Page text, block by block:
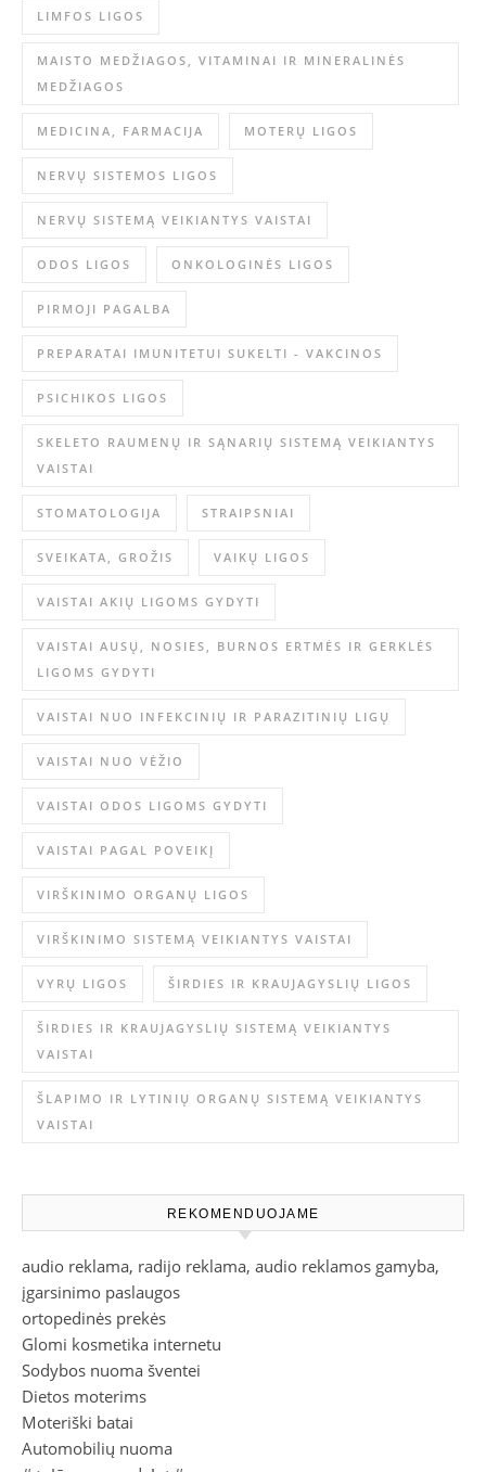
LIMFOS LIGOS
MAISTO MEDŽIAGOS, VITAMINAI IR MINERALINĖS
MEDŽIAGOS
MEDICINA, FARMACIJA MOTERŲ LIGOS
NERVŲ SISTEMOS LIGOS
NERVŲ SISTEMĄ VEIKIANTYS VAISTAI
ODOS LIGOS ONKOLOGINĖS LIGOS
PIRMOJI PAGALBA
PREPARATAI IMUNITETUI SUKELTI - VAKCINOS
PSICHIKOS LIGOS
SKELETO RAUMENŲ IR SĄNARIŲ SISTEMĄ VEIKIANTYS
VAISTAI
STOMATOLOGIJA STRAIPSNIAI
SVEIKATA, GROŽIS VAIKŲ LIGOS
VAISTAI AKIŲ LIGOMS GYDYTI
VAISTAI AUSŲ, NOSIES, BURNOS ERTMĖS IR GERKLĖS
LIGOMS GYDYTI
VAISTAI NUO INFEKCINIŲ IR PARAZITINIŲ LIGŲ
VAISTAI NUO VĖŽIO
VAISTAI ODOS LIGOMS GYDYTI
VAISTAI PAGAL POVEIKĮ
VIRŠKINIMO ORGANŲ LIGOS
VIRŠKINIMO SISTEMĄ VEIKIANTYS VAISTAI
VYRŲ LIGOS ŠIRDIES IR KRAUJAGYSLIŲ LIGOS
ŠIRDIES IR KRAUJAGYSLIŲ SISTEMĄ VEIKIANTYS
VAISTAI
ŠLAPIMO IR LYTINIŲ ORGANŲ SISTEMĄ VEIKIANTYS
VAISTAI
REKOMENDUOJAME
audio reklama, radijo reklama, audio reklamos gamyba,
įgarsinimo paslaugos
ortopedinės prekės
Glomi kosmetika internetu
Sodybos nuoma šventei
Dietos moterims
Moteriški batai
Automobilių nuoma